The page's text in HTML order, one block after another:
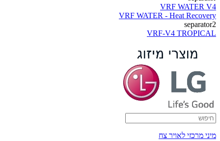
VRF WATER V4
VRF WATER - Heat Recovery
separator2
VRF-V4 TROPICAL
מיני מרכזי לאויר צח